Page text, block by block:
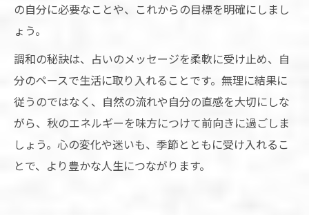
の自分に必要なことや、これからの目標を明確にしまし
ょう。
調和の秘訣は、占いのメッセージを柔軟に受け止め、自
分のペースで生活に取り入れることです。無理に結果に
従うのではなく、自然の流れや自分の直感を大切にしな
がら、秋のエネルギーを味方につけて前向きに過ごしま
しょう。心の変化や迷いも、季節とともに受け入れるこ
とで、より豊かな人生につながります。